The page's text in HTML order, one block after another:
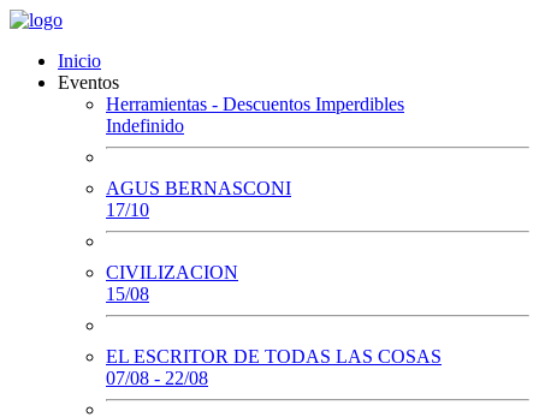
Inicio
Eventos
Herramientas - Descuentos Imperdibles
Indefinido
AGUS BERNASCONI
17/10
CIVILIZACION
15/08
EL ESCRITOR DE TODAS LAS COSAS
07/08 - 22/08